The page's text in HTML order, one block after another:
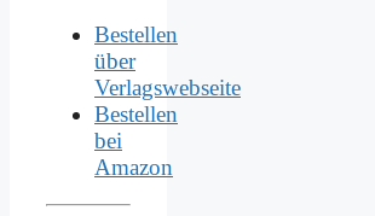
Bestellen
über
Verlagswebseite
Bestellen
bei
Amazon